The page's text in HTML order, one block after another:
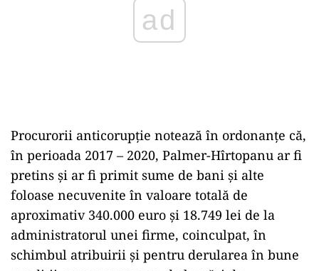
ad
Procurorii anticorupţie notează în ordonanţe că,
în perioada 2017 – 2020, Palmer-Hîrtopanu ar fi
pretins şi ar fi primit sume de bani şi alte
foloase necuvenite în valoare totală de
aproximativ 340.000 euro şi 18.749 lei de la
administratorul unei firme, coinculpat, în
schimbul atribuirii şi pentru derularea în bune